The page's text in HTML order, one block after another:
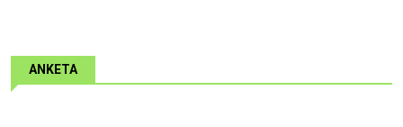
ANKETA